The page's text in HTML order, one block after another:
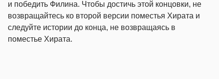
и победить Филина. Чтобы достичь этой концовки, не
возвращайтесь ко второй версии поместья Хирата и
следуйте истории до конца, не возвращаясь в
поместье Хирата.